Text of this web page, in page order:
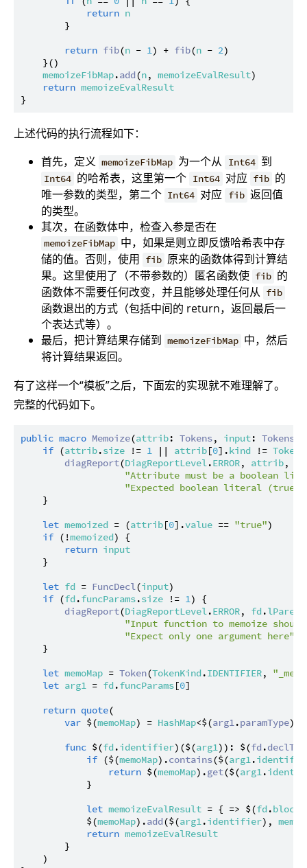
return n
        }
return fib(n - 1) + fib(n - 2)
    }()
memoizeFibMap.add(n, memoizeEvalResult)
return memoizeEvalResult
上述代码的执行流程如下：
首先，定义 memoizeFibMap 为一个从 Int64 到
Int64 的哈希表，这里第一个 Int64 对应 fib 的
唯一参数的类型，第二个 Int64 对应 fib 返回值
的类型。
其次，在函数体中，检查入参是否在
memoizeFibMap 中，如果是则立即反馈哈希表中存
储的值。否则，使用 fib 原来的函数体得到计算结
果。这里使用了（不带参数的）匿名函数使 fib 的
函数体不需要任何改变，并且能够处理任何从 fib
函数退出的方式（包括中间的 return，返回最后一
个表达式等）。
最后，把计算结果存储到 memoizeFibMap 中，然后
将计算结果返回。
有了这样一个“模板”之后，下面宏的实现就不难理解了。
完整的代码如下。
public macro Memoize(attrib: Tokens, input: Tokens
if (attrib.size != 1 || attrib[0].kind !=
diagReport(DiagReportLevel.ERROR, attrib,
"Attribute must be a boolean
"Expected boolean literal (true
    }
let memoized = (attrib[0].value == "true")
if (!memoized) {
return input
    }
let fd = FuncDecl(input)
if (fd.funcParams.size != 1) {
diagReport(DiagReportLevel.ERROR, fd.lParen
"Input function to memoize
"Expect only one argument here"
    }
let memoMap = Token(TokenKind.IDENTIFIER,
let arg1 = fd.funcParams[0]
return quote(
var $(memoMap) = HashMap<$(arg1.paramType),
func $(fd.identifier)($(arg1)): $(fd .
if ($(memoMap).contains($(arg1.
return $(memoMap).get($(arg1.
            }
let memoizeEvalResult = { => $(fd.block
            $(
memoMap).add($(arg1.identifier),
return memoizeEvalResult
        }
    )